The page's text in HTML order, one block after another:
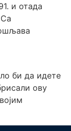
и отада
би да идете
ову